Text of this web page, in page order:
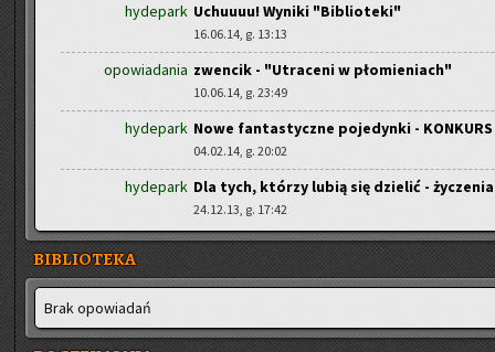
hydepark Uchuuuu! Wyniki "Biblioteki"
16.06.14, g. 13:13
opowiadania zwencik - "Utraceni w płomieniach"
10.06.14, g. 23:49
hydepark Nowe fantastyczne pojedynki -
04.02.14, g. 20:02
hydepark Dla tych, którzy lubią się dzielić -
24.12.13, g. 17:42
BIBLIOTEKA
Brak opo­wia­dań